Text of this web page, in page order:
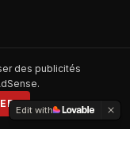
des publicités
Edit with